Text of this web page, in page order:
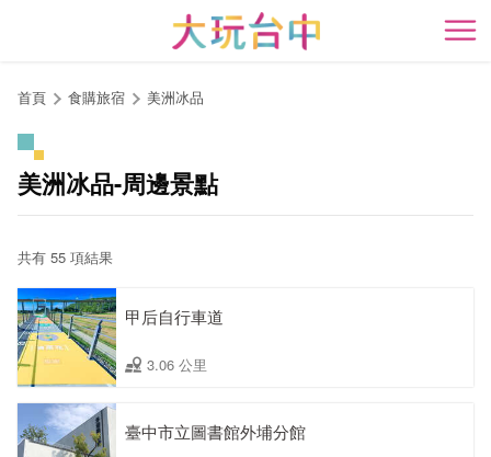
開
首頁 食購旅宿 美洲冰品
美洲冰品-周邊景點
共有 55 項結果
甲后自行車道
3.06 公里
臺中市立圖書館外埔分館